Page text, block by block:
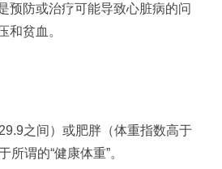
预防或治疗可能导致心脏病的问
和贫血。
之间）或肥胖（体重指数高于
谓的“健康体重”。